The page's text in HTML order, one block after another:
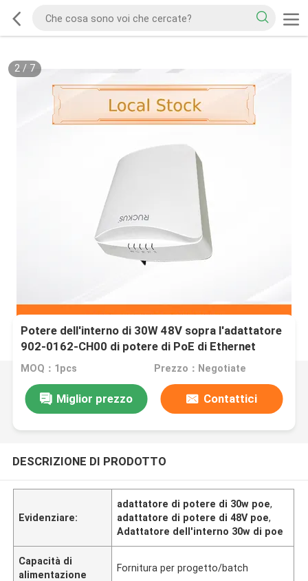
2/ 7
Potere dell'interno di 30W 48V sopra l'adattatore
902-0162-CH00 di potere di PoE di Ethernet
MOQ：1pcs Prezzo：Negotiate
Miglior prezzo Contattici
DESCRIZIONE DI PRODOTTO
Evidenziare:
adattatore di potere di 30w poe,
adattatore di potere di 48V poe,
Adattatore dell'interno 30w di poe
Capacità di
alimentazione
Fornitura per progetto/batch